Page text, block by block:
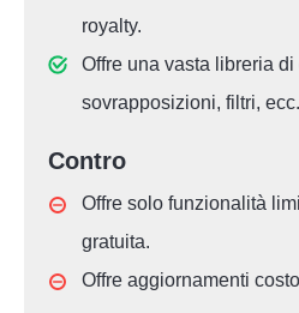
royalty.
Offre una vasta libreria di
sovrapposizioni, filtri, ecc.
Contro
Offre solo funzionalità
gratuita.
Offre aggiornamenti